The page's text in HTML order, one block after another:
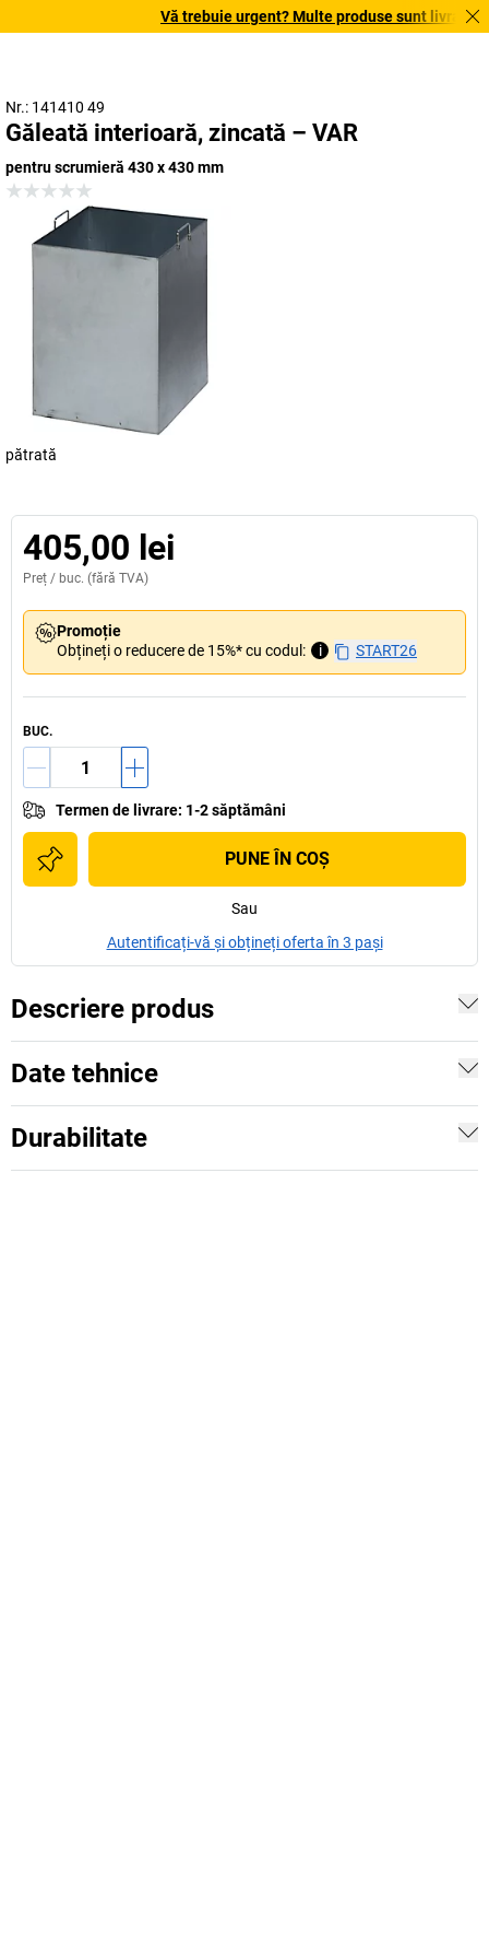
Vă trebuie urgent? Multe produse sunt livrate
Nr.: 141410 49
Găleată interioară, zincată – VAR
pentru scrumieră 430 x 430 mm
pătrată
405,00 lei
Preț / buc. (fără TVA)
Promoție
Obțineți o reducere de 15%* cu codul:
i START26
BUC.
Termen de livrare: 1-2 săptămâni
PUNE ÎN COŞ
Sau
Autentificați-vă și obțineți oferta în 3 pași
Descriere produs
Date tehnice
Durabilitate